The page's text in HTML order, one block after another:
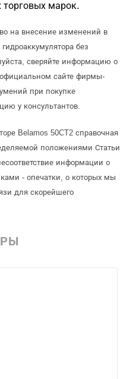
торговых марок.
на внесение изменений в
без
сверяйте информацию о
сайте фирмы-
при покупке
у консультантов.
Belamos 50CT2 справочная
положениями Статьи
информации о
- опечатки, о которых мы
для скорейшего